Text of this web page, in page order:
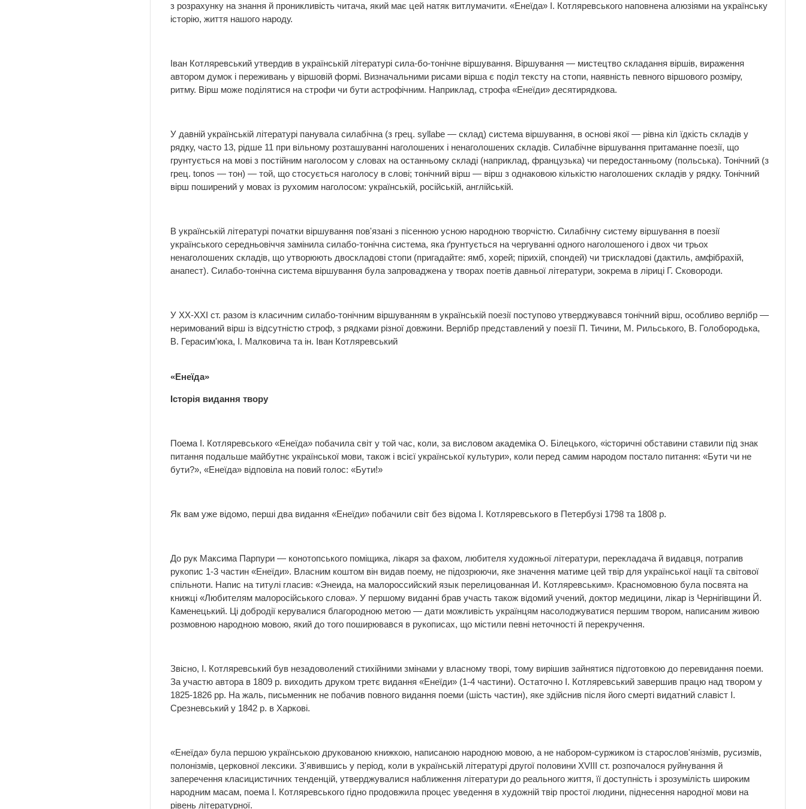
з розрахунку на знання й проникливість читача, який має цей натяк витлумачити. «Енеїда» І. Котляревського наповнена алюзіями на українську
історію, життя нашого народу.
Іван Котляревський утвердив в українській літературі сила-бо-тонічне віршування. Віршування — мистецтво складання віршів, вираження
автором думок і переживань у віршовій формі. Визначальними рисами вірша є поділ тексту на стопи, наявність певного віршового розміру,
ритму. Вірш може поділятися на строфи чи бути астрофічним. Наприклад, строфа «Енеїди» десятирядкова.
У давній українській літературі панувала силабічна (з грец. syllabe — склад) система віршування, в основі якої — рівна кіл їдкість складів у
рядку, часто 13, рідше 11 при вільному розташуванні наголошених і ненаголошених складів. Силабічне віршування притаманне поезії, що
грунтується на мові з постійним наголосом у словах на останньому складі (наприклад, французька) чи передостанньому (польська). Тонічний (з
грец. tonos — тон) — той, що стосується наголосу в слові; тонічний вірш — вірш з однаковою кількістю наголошених складів у рядку. Тонічний
вірш поширений у мовах із рухомим наголосом: українській, російській, англійській.
В українській літературі початки віршування пов'язані з пісенною усною народною творчістю. Силабічну систему віршування в поезії
українського середньовіччя замінила силабо-тонічна система, яка ґрунтується на чергуванні одного наголошеного і двох чи трьох
ненаголошених складів, що утворюють двоскладові стопи (пригадайте: ямб, хорей; пірихій, спондей) чи трискладові (дактиль, амфібрахій,
анапест). Силабо-тонічна система віршування була запроваджена у творах поетів давньої літератури, зокрема в ліриці Г. Сковороди.
У ХХ-ХХІ ст. разом із класичним силабо-тонічним віршуванням в українській поезії поступово утверджувався тонічний вірш, особливо верлібр —
неримований вірш із відсутністю строф, з рядками різної довжини. Верлібр представлений у поезії П. Тичини, М. Рильського, В. Голобородька,
В. Герасим'юка, І. Малковича та ін. Іван Котляревський
«Енеїда»
Історія видання твору
Поема І. Котляревського «Енеїда» побачила світ у той час, коли, за висловом академіка О. Білецького, «історичні обставини ставили під знак
питання подальше майбутнє української мови, також і всієї української культури», коли перед самим народом постало питання: «Бути чи не
бути?», «Енеїда» відповіла на повий голос: «Бути!»
Як вам уже відомо, перші два видання «Енеїди» побачили світ без відома І. Котляревського в Петербузі 1798 та 1808 р.
До рук Максима Парпури — конотопського поміщика, лікаря за фахом, любителя художньої літератури, перекладача й видавця, потрапив
рукопис 1-3 частин «Енеїди». Власним коштом він видав поему, не підозрюючи, яке значення матиме цей твір для української нації та світової
спільноти. Напис на титулі гласив: «Энеида, на малороссийский язык перелицованная И. Котляревським». Красномовною була посвята на
книжці «Любителям малоросійського слова». У першому виданні брав участь також відомий учений, доктор медицини, лікар із Чернігівщини Й.
Каменецький. Ці добродії керувалися благородною метою — дати можливість українцям насолоджуватися першим твором, написаним живою
розмовною народною мовою, який до того поширювався в рукописах, що містили певні неточності й перекручення.
Звісно, І. Котляревський був незадоволений стихійними змінами у власному творі, тому вирішив зайнятися підготовкою до перевидання поеми.
За участю автора в 1809 р. виходить друком третє видання «Енеїди» (1-4 частини). Остаточно І. Котляревський завершив працю над твором у
1825-1826 рр. На жаль, письменник не побачив повного видання поеми (шість частин), яке здійснив після його смерті видатний славіст І.
Срезневський у 1842 р. в Харкові.
«Енеїда» була першою українською друкованою книжкою, написаною народною мовою, а не набором-суржиком із старослов'янізмів, русизмів,
полонізмів, церковної лексики. З'явившись у період, коли в українській літературі другої половини XVIII ст. розпочалося руйнування й
заперечення класицистичних тенденцій, утверджувалися наближення літератури до реального життя, її доступність і зрозумілість широким
народним масам, поема І. Котляревського гідно продовжила процес уведення в художній твір простої людини, піднесення народної мови на
рівень літературної.